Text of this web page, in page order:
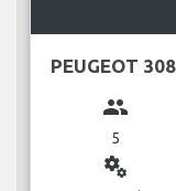
PEUGEOT 308
group
5
miscellaneous_services